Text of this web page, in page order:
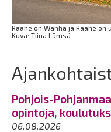
Raahe on Wanha ja Raahe
Kuva: Tiina Lämsä.
Pohjois-
opintoja,
06.08.2026